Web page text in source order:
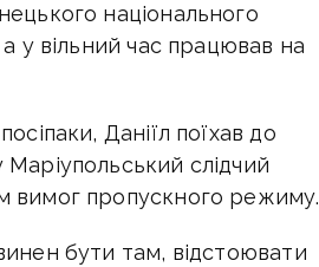
національного
а у вільний час працював на
Даніїл поїхав до
слідчий
вимог пропускного режиму.
бути там, відстоювати